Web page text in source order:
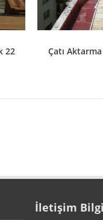
22 Çatı
İletişim